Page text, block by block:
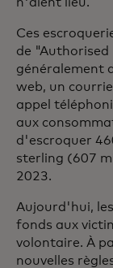
Ces
de "Authorised
généralement
web, un
appel
aux
d'escroquer
sterling (607
2023.
Aujourd'hui,
fonds aux
volontaire. À
nouvelles